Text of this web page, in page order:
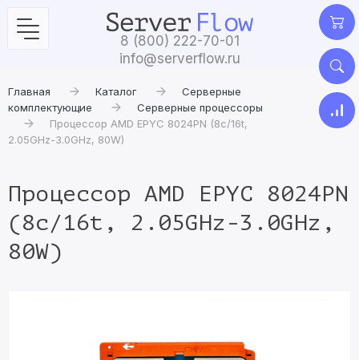
8 (800) 222-70-01
info@serverflow.ru
Главная Каталог
Серверные
комплектующие
Серверные процессоры
Процессор AMD EPYC 8024PN (8c/16t,
2.05GHz-3.0GHz, 80W)
Процессор AMD EPYC 8024PN
(8c/16t, 2.05GHz-3.0GHz,
80W)